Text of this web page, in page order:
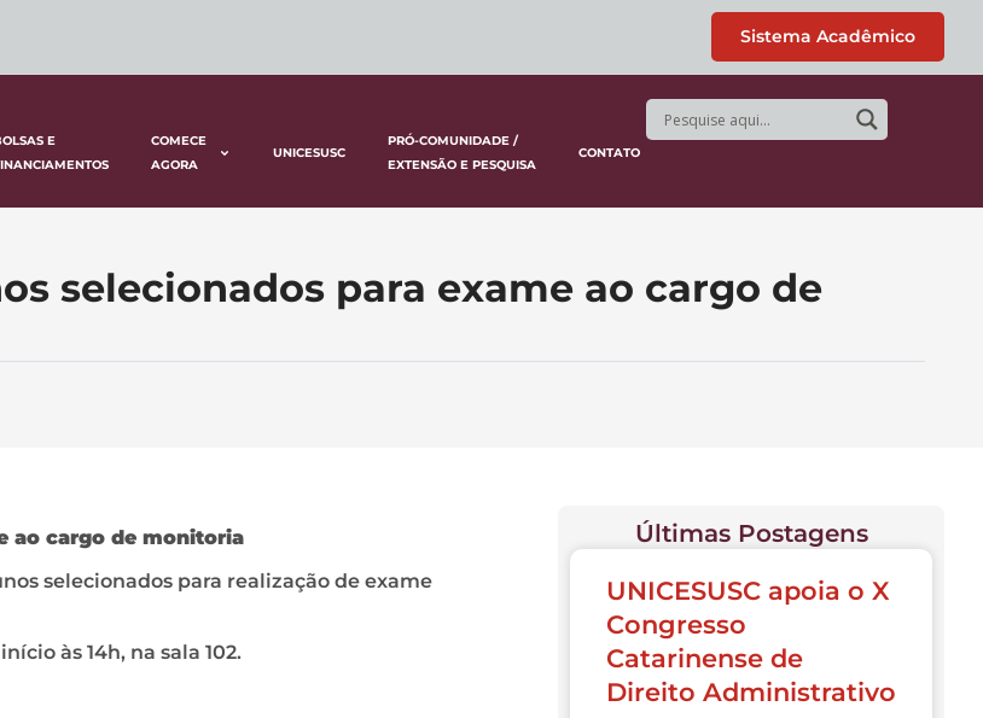
Sistema Acadêmico
E
COMECE
AGORA
UNICESUSC
PRÓ-COMUNIDADE /
EXTENSÃO E PESQUISA
CONTATO
selecionados para exame ao cargo de
ao cargo de monitoria
selecionados para realização de exame
às 14h, na sala 102.
Últimas Postagens
UNICESUSC apoia o X
Congresso
Catarinense de
Direito Administrativo